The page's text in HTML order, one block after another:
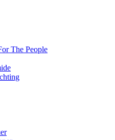
The People